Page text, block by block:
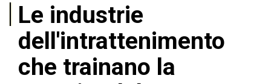
Le industrie
dell'intrattenimento
che trainano la